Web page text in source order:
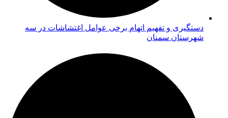
دستگیری و تفهیم اتهام برخی عوامل اغتشاشات در سه
شهرستان سمنان